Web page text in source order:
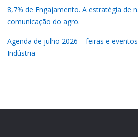
8,7% de Engajamento. A estratégia de
comunicação do agro.
Agenda de julho 2026 – feiras e
Indústria